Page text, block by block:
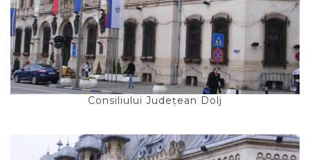
Consiliului Județean Dolj